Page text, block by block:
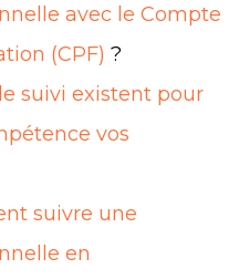
avec le Compte
(CPF) ?
suivi existent pour
vos
suivre une
en